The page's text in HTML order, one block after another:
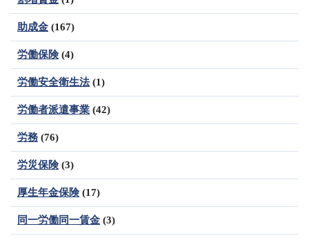
助成金 (167)
労働保険(4)
労働安全衛生法(1)
労働者派遣事業 (42)
労務 (76)
労災保険(3)
厚生年金保険(17)
同一労働同一賃金 (3)